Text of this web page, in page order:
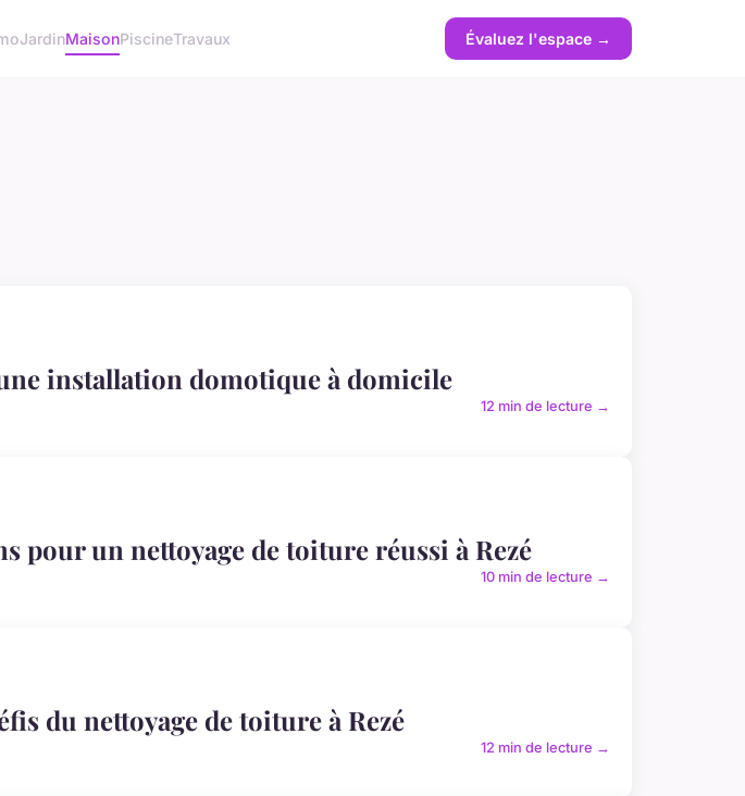
JardinMaisonPiscineTravaux Évaluez l'espace →
installation domotique à domicile
12 min de lecture →
pour un nettoyage de toiture réussi à Rezé
10 min de lecture →
du nettoyage de toiture à Rezé
12 min de lecture →